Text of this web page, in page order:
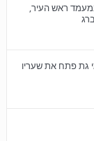
ראש העיר,
גת פתח את שעריו